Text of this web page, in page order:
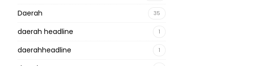
Daerah 35
daerah headline 1
daerahheadline 1